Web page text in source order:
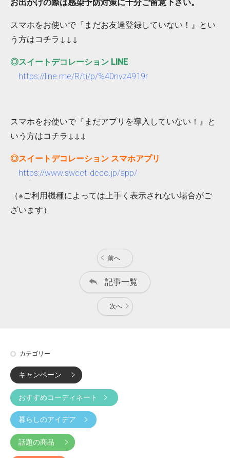
お出かけの際は感染予防対策に十分ご留意下さい。
スマホをお使いで『まだお友達登録していない！』とい
う方はコチラ↓↓↓
◎スイートデコレーション LINE
https://line.me/R/ti/p/%40nvz4919r
スマホをお使いで『まだアプリを導入していない！』と
いう方はコチラ↓↓↓
◎スイートデコレーション スマホアプリ
https://www.sweet-deco.jp/app/
（※ご利用機種によっては上手く表示されない場合がご
ざいます）
前へ
記事一覧
次へ
カテゴリー
キャンペーン
おすすめコーディネート
暮らしのアイデア
話題の商品